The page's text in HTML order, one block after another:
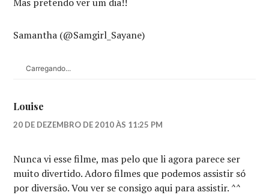
Samantha (@Samgirl_Sayane)
Carregando...
Louise
20 DE DEZEMBRO DE 2010 ÀS 11:25 PM
Nunca vi esse filme, mas pelo que li agora parece ser
muito divertido. Adoro filmes que podemos assistir só
por diversão. Vou ver se consigo aqui para assistir. ^^